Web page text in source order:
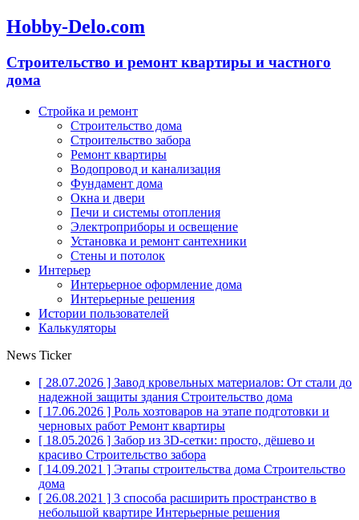
Hobby-Delo.com
Cтроительство и ремонт квартиры и частного
дома
Стройка и ремонт
Строительство дома
Строительство забора
Ремонт квартиры
Водопровод и канализация
Фундамент дома
Окна и двери
Печи и системы отопления
Электроприборы и освещение
Установка и ремонт сантехники
Стены и потолок
Интерьер
Интерьерное оформление дома
Интерьерные решения
Истории пользователей
Калькуляторы
News Ticker
[ 28.07.2026 ] Завод кровельных материалов: От стали до
надежной защиты здания Строительство дома
[ 17.06.2026 ] Роль хозтоваров на этапе подготовки и
черновых работ Ремонт квартиры
[ 18.05.2026 ] Забор из 3D-сетки: просто, дёшево и
красиво Строительство забора
[ 14.09.2021 ] Этапы строительства дома Строительство
дома
[ 26.08.2021 ] 3 способа расширить пространство в
небольшой квартире Интерьерные решения